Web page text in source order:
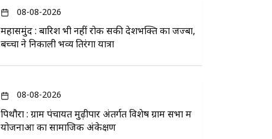
08-08-2026
महासमुंद : बारिश भी नहीं रोक सकी देशभक्ति का जज्बा,
बच्चों ने निकाली भव्य तिरंगा यात्रा
08-08-2026
पिथौरा : ग्राम पंचायत मुढ़ीपार अंतर्गत विशेष ग्राम सभा में
योजनाओं का सामाजिक अंकेक्षण